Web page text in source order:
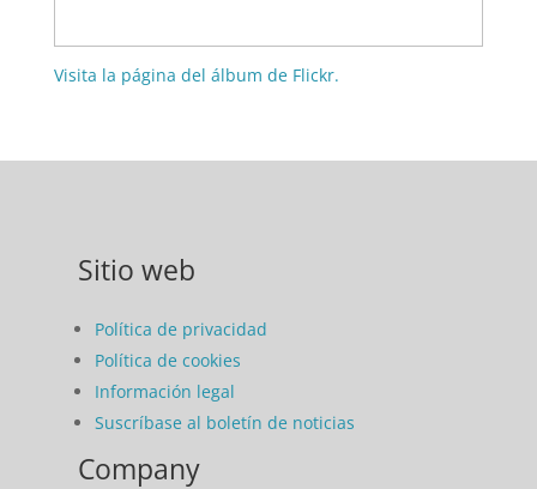
Visita la página del álbum de Flickr.
Sitio web
Política de privacidad
Política de cookies
Información legal
Suscríbase al boletín de noticias
Company